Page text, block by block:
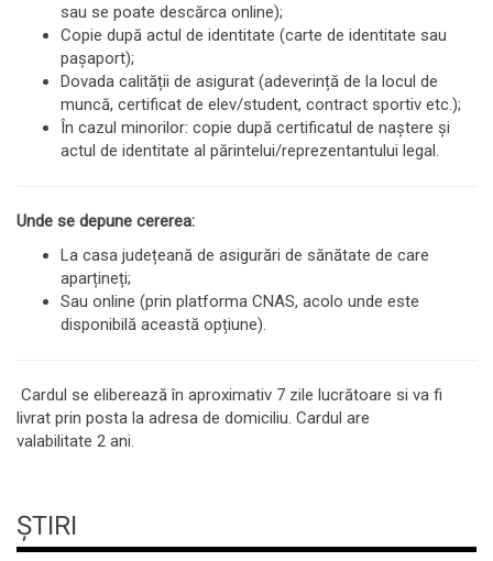
sau se poate descărca online);
Copie după actul de identitate (carte de identitate sau
pașaport);
Dovada calității de asigurat (adeverință de la locul de
muncă, certificat de elev/student, contract sportiv etc.);
În cazul minorilor: copie după certificatul de naștere și
actul de identitate al părintelui/reprezentantului legal.
Unde se depune cererea:
La casa județeană de asigurări de sănătate de care
aparțineți;
Sau online (prin platforma CNAS, acolo unde este
disponibilă această opțiune).
Cardul se eliberează în aproximativ 7 zile lucrătoare si va fi
livrat prin posta la adresa de domiciliu. Cardul are
valabilitate 2 ani.
ȘTIRI